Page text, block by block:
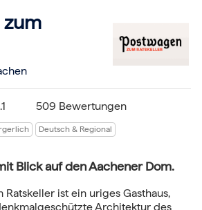
zum
509 Bewertungen
Deutsch & Regional
Blick auf den Aachener Dom.
Ratskeller ist ein uriges Gasthaus,
Architektur des